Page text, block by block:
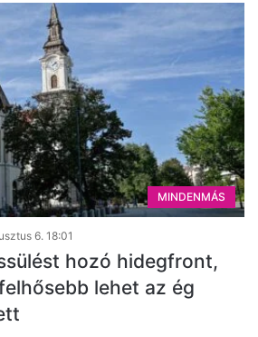
MINDENMÁS
6. 18:01
hozó hidegfront,
lehet az ég